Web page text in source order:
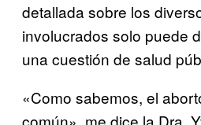
detallada sobre los
involucrados solo puede
una cuestión de salud
«Como sabemos, el